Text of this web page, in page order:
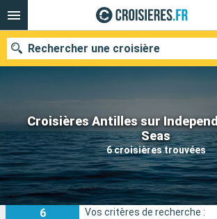
Croisières Antilles sur
Seas
6 croisières trouvées
Rechercher une croisière
Nos destinations
Mois de départ
Ports
6
Vos critères de recherche :